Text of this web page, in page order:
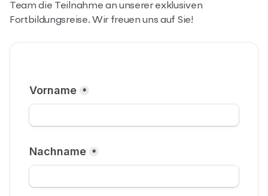
Team die Teilnahme an unserer exklusiven
Fortbildungsreise. Wir freuen uns auf Sie!